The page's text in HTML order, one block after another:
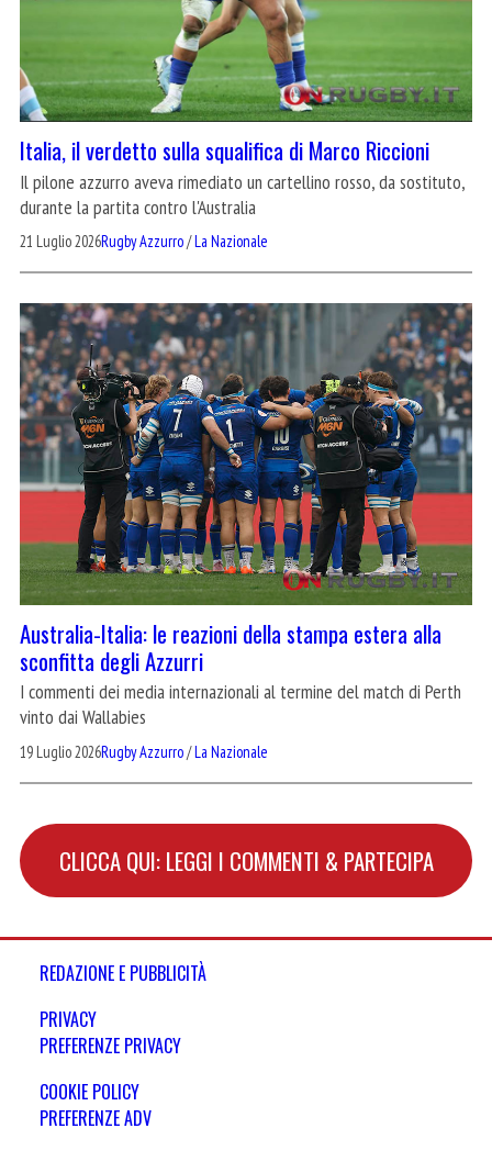
Italia, il verdetto sulla squalifica di Marco Riccioni
Il pilone azzurro aveva rimediato un cartellino rosso, da sostituto,
durante la partita contro l'Australia
21 Luglio 2026Rugby Azzurro/La Nazionale
Australia-Italia: le reazioni della stampa estera alla
sconfitta degli Azzurri
I commenti dei media internazionali al termine del match di Perth
vinto dai Wallabies
19 Luglio 2026Rugby Azzurro/La Nazionale
CLICCA QUI: LEGGI I COMMENTI & PARTECIPA
REDAZIONE E PUBBLICITÀ
PRIVACY
PREFERENZE PRIVACY
COOKIE POLICY
PREFERENZE ADV